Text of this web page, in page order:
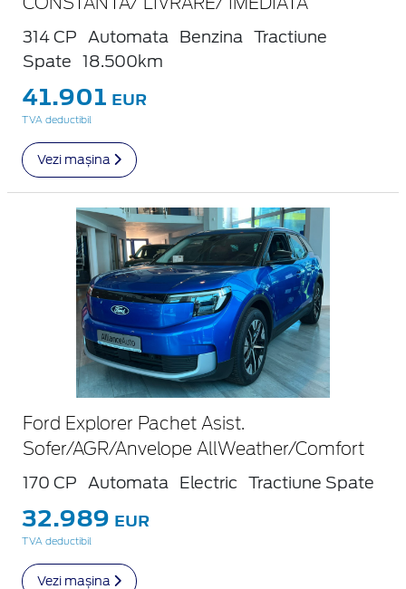
CONSTANTA/ LIVRARE/ IMEDIATA
314 CP Automata Benzina
Tractiune
Spate
18.500km
41.901 EUR
TVA deductibil
Vezi mașina
Ford Explorer Pachet Asist.
Sofer/AGR/Anvelope AllWeather/Comfort
170 CP Automata Electric Tractiune Spate
32.989 EUR
TVA deductibil
Vezi mașina